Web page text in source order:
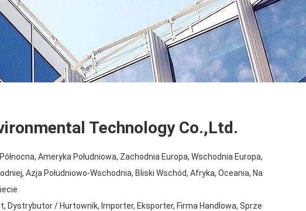
Technology Co.,Ltd.
Ameryka Południowa, Zachodnia Europa, Wschodnia Europa,
Azja Południowo-Wschodnia, Bliski Wschód, Afryka, Oceania, Na
Dystrybutor / Hurtownik, Importer, Eksporter, Firma Handlowa, Sprze